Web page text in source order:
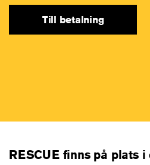
RESCUE finns på plats